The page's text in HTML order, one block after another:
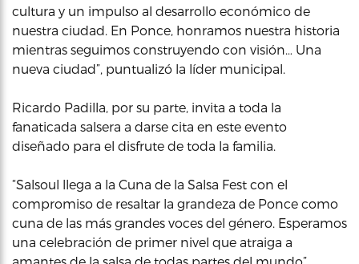
cultura y un impulso al desarrollo económico de
nuestra ciudad. En Ponce, honramos nuestra historia
mientras seguimos construyendo con visión… Una
nueva ciudad”, puntualizó la líder municipal.
Ricardo Padilla, por su parte, invita a toda la
fanaticada salsera a darse cita en este evento
diseñado para el disfrute de toda la familia.
“Salsoul llega a la Cuna de la Salsa Fest con el
compromiso de resaltar la grandeza de Ponce como
cuna de las más grandes voces del género. Esperamos
una celebración de primer nivel que atraiga a